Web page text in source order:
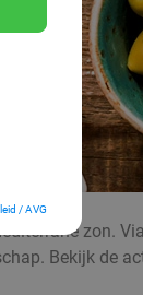
/ AVG
zon.
Bekijk de